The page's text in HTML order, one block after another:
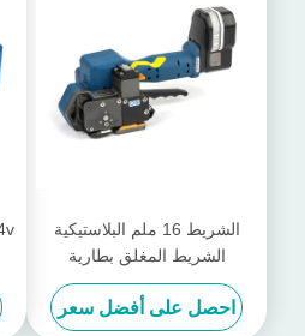
الشريط 16 ملم البلاستيكية
الشريط المغلق بطارية
مضغوطة قابلة لإعادة الشحن
Pp الشريط حزمة حزمة
احصل على أفضل سعر